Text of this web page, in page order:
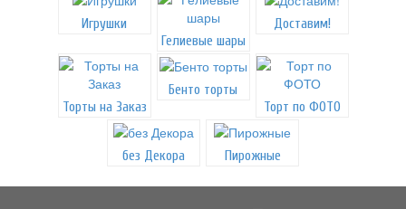
Игрушки
Гелиевые шары
Доставим!
Торты на Заказ
Бенто торты
Торт по ФОТО
без Декора Пирожные